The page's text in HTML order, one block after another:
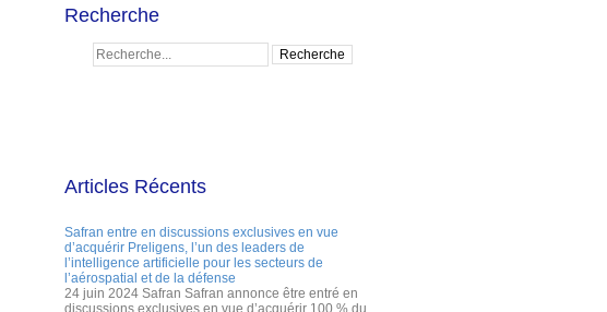
Recherche
Articles Récents
Safran entre en discussions exclusives en vue
d’acquérir Preligens, l’un des leaders de
l’intelligence artificielle pour les secteurs de
l’aérospatial et de la défense
24 juin 2024 Safran Safran annonce être entré en
discussions exclusives en vue d’acquérir 100 % du